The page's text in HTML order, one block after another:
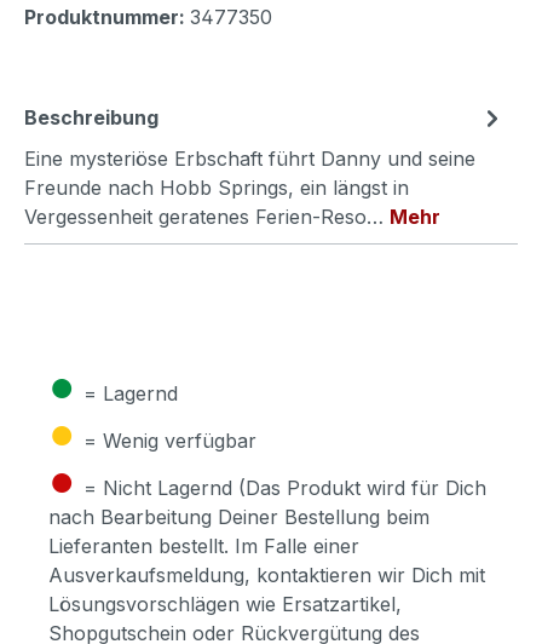
Produktnummer: 3477350
Beschreibung
Eine mysteriöse Erbschaft führt Danny und seine
Freunde nach Hobb Springs, ein längst in
Vergessenheit geratenes Ferien-Reso… Mehr
● = Lagernd
● = Wenig verfügbar
● = Nicht Lagernd (Das Produkt wird für Dich
nach Bearbeitung Deiner Bestellung beim
Lieferanten bestellt. Im Falle einer
Ausverkaufsmeldung, kontaktieren wir Dich mit
Lösungsvorschlägen wie Ersatzartikel,
Shopgutschein oder Rückvergütung des